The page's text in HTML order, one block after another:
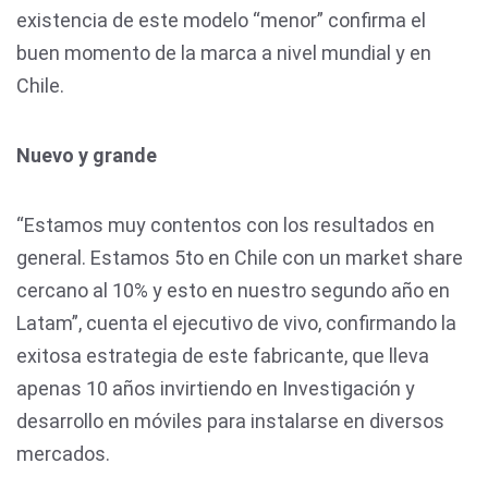
existencia de este modelo “menor” confirma el
buen momento de la marca a nivel mundial y en
Chile.
Nuevo y grande
“Estamos muy contentos con los resultados en
general. Estamos 5to en Chile con un market share
cercano al 10% y esto en nuestro segundo año en
Latam”, cuenta el ejecutivo de vivo, confirmando la
exitosa estrategia de este fabricante, que lleva
apenas 10 años invirtiendo en Investigación y
desarrollo en móviles para instalarse en diversos
mercados.